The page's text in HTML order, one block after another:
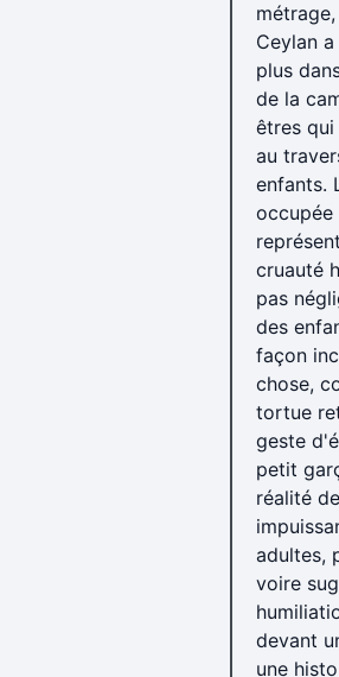
Ceylan
plus
de la
êtres
au
enfants.
occupée
cruauté
pas
des
façon
chose,
tortue
geste
petit
réalité
adultes,
voire
devant
une